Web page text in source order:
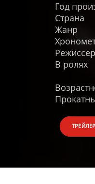
Год
Страна
Жанр
Режиссер
В ролях
ТРЕЙЛЕР